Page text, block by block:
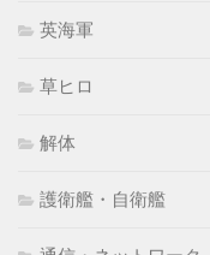
英海軍
草ヒロ
解体
護衛艦・自衛艦